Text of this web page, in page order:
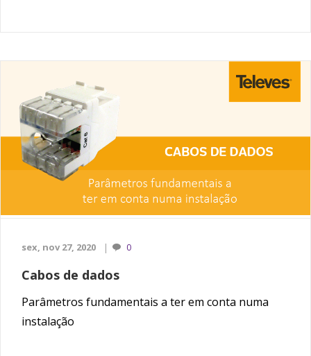
sex, nov 27, 2020 0
Cabos de dados
Parâmetros fundamentais a ter em conta numa
instalação